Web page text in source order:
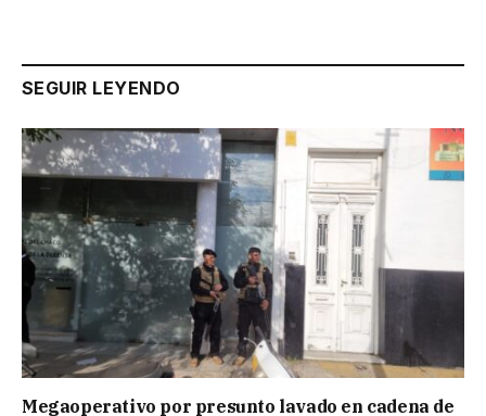
SEGUIR LEYENDO
Megaoperativo por presunto lavado en cadena de